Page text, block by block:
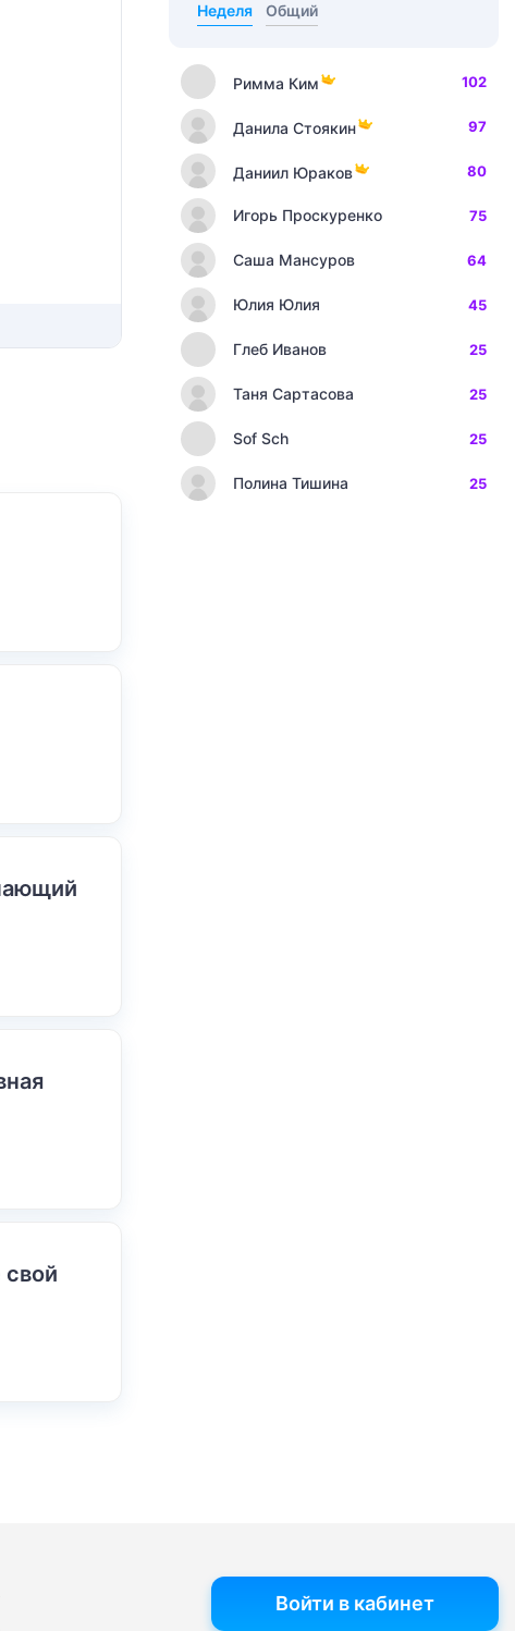
Неделя Общий
Римма Ким 102
Данила Стоякин 97
Даниил Юраков 80
Игорь Проскуренко 75
Саша Мансуров 64
Юлия Юлия 45
Глеб Иванов 25
Таня Сартасова 25
Sof Sch 25
Полина Тишина 25
Войти в кабинет